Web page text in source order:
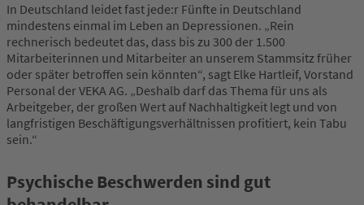
In Deutschland leidet fast jede:r Fünfte in Deutschland
mindestens einmal im Leben an Depressionen. „Rein
rechnerisch bedeutet das, dass bis zu 300 der 1.500
Mitarbeiterinnen und Mitarbeiter an unserem Stammsitz früher
oder später betroffen sein könnten“, sagt Elke Hartleif, Vorstand
Personal der VEKA AG. „Deshalb darf das Thema für uns als
Arbeitgeber, der großen Wert auf Nachhaltigkeit legt und von
langfristigen Beschäftigungsverhältnissen profitiert, kein Tabu
sein.“
Psychische Beschwerden sind gut